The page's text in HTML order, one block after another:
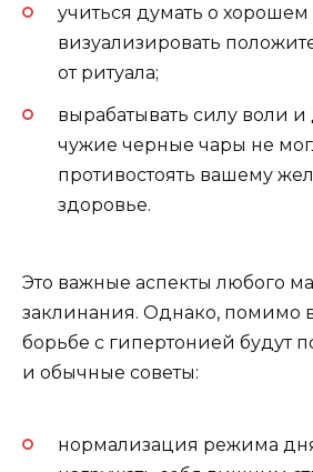
учиться думать о хорошем
визуализировать
от ритуала;
вырабатывать силу воли и
чужие черные чары не
противостоять вашему
здоровье.
Это важные аспекты любого
заклинания. Однако, помимо
борьбе с гипертонией будут
и обычные советы:
нормализация режима